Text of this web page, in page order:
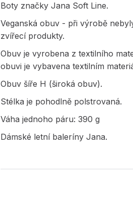
Boty značky Jana Soft Line.
Veganská obuv - při výrobě
zvířecí produkty.
Obuv je vyrobena z textilního
obuvi je vybavena textilním
Obuv šíře H (široká obuv).
Stélka je pohodlně polstrovaná.
Váha jednoho páru: 390 g
Dámské letní baleríny Jana.